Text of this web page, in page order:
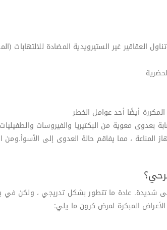
كل الاعمار-تناول العقاقير غير الستيرويدية المضادة
أيضًا أحد عوامل الخطر
بعدوى معوية من البكتيريا والفيروسات
، مما يفاقم حالة العدوى إلى
شديدة. عادة ما تتطور بشكل تدريجي ، ولكن في
المبكرة لمرض كرون ما يلي: